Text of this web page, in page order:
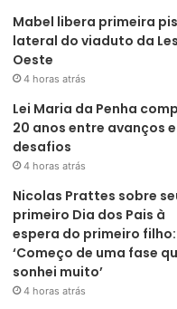
Mabel libera primeira
lateral do viaduto da
Oeste
4 horas atrás
Lei Maria da Penha
20 anos entre avanços e
desafios
4 horas atrás
Nicolas Prattes sobre
primeiro Dia dos Pais à
espera do primeiro filho:
‘Começo de uma fase
sonhei muito’
4 horas atrás